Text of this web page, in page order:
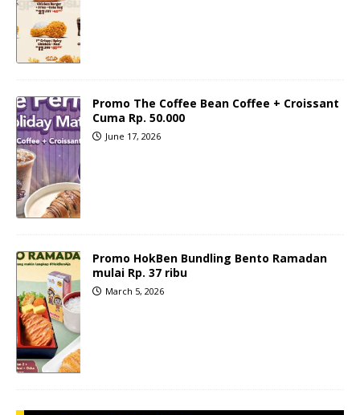
Promo The Coffee Bean Coffee + Croissant
Cuma Rp. 50.000
June 17, 2026
Promo HokBen Bundling Bento Ramadan
mulai Rp. 37 ribu
March 5, 2026